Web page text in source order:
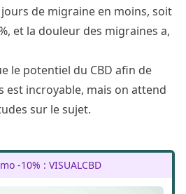
de migraine en moins, soit
et la douleur des migraines a,
le potentiel du CBD afin de
est incroyable, mais on attend
sur le sujet.
-10% : VISUALCBD